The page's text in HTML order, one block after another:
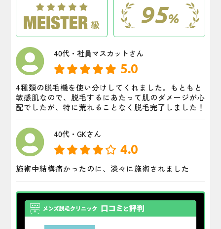
95%
40代・社員マスカットさん
5.0
4種類の脱毛機を使い分けしてくれました。もともと
敏感肌なので、脱毛するにあたって肌のダメージが心
配でしたが、特に荒れることなく脱毛完了しました！
40代・GKさん
4.0
施術中結構痛かったのに、淡々に施術されました